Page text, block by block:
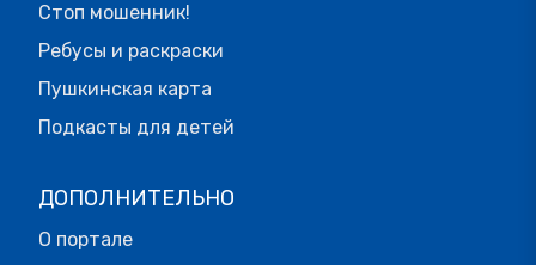
Стоп мошенник!
Ребусы и раскраски
Пушкинская карта
Подкасты для детей
ДОПОЛНИТЕЛЬНО
О портале